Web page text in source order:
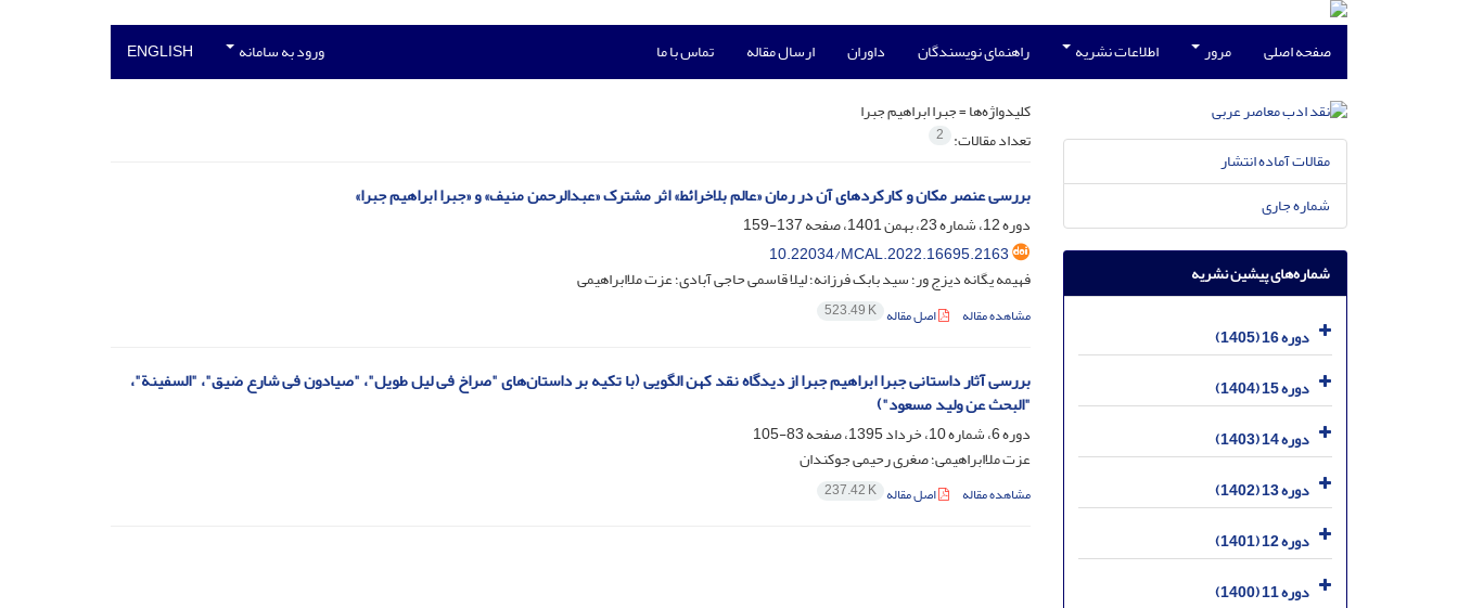
صفحه اصلی مرور اطلاعات نشریه راهنمای نویسندگان داوران ارسال مقاله تماس با ما ورود به سامانه ENGLISH
کلیدواژه‌ها =جبرا ابراهیم جبرا
تعداد مقالات: 2
بررسی عنصر مکان و کارکردهای آن در رمان «عالم بلاخرائط» اثر مشترک «عبدالرحمن منیف» و «جبرا ابراهیم جبرا»
دوره 12، شماره 23، بهمن 1401، صفحه
137-159
10.22034/MCAL.2022.16695.2163
فهیمه یگانه دیزج ور؛ سید بابک فرزانه؛ لیلا قاسمی حاجی آبادی؛ عزت ملاابراهیمی
مشاهده مقاله اصل مقاله 523.49 K
بررسی آثار داستانی جبرا ابراهیم جبرا از دیدگاه نقد کهن الگویی (با تکیه بر داستان‌های "صراخ فی لیل طویل"، "صیادون فی شارع ضیق"، "السفینة"،
"البحث عن ولید مسعود")
دوره 6، شماره 10، خرداد 1395، صفحه
83-105
عزت ملاابراهیمی؛ صغری رحیمی جوکندان
مشاهده مقاله اصل مقاله 237.42 K
مقالات آماده انتشار
شماره جاری
شماره‌های پیشین نشریه
دوره 16 (1405)
دوره 15 (1404)
دوره 14 (1403)
دوره 13 (1402)
دوره 12 (1401)
دوره 11 (1400)